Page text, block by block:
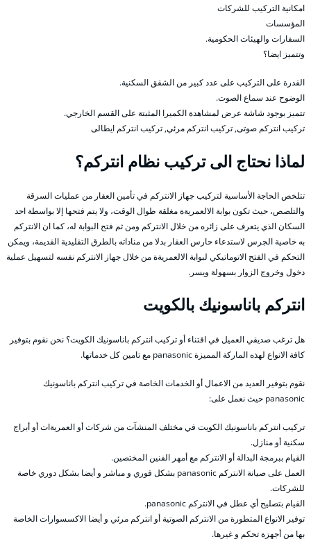
امكانية التركيب للشركات
المؤسسات
السفارات والهيئات الحكومية.
وتتميز ايضا؟
القدرة على التركيب على عدد كبير من الشقق السكنية.
الوضوح عند سماع الصوت.
تتميز بوجود شاشة عرض لمشاهدة الكميرا المثبتة على القسم الخارجي.
تركيب انتركم صوتى, تركيب انتركم مرئي, تركيب انتركم ايطالى
لماذا نحتاج الى تركيب نظام انتركم؟
تتلخص الحاجة الأساسية لتركيب جهاز الانتركم في تأمين العقار من عمليات السرقة
والتلصص، حيث تكون بوابة الالعمريةة مغلقة طوال الوقت، ولا يتم فتحها إلا بواسطة احد
السكان الذي يتعرف على زائره من خلال الانتركم ومن ثم فتح البوابة له، كما ان الانتركم
به خاصية الجرس لاستدعاء حارس العقار بدلا من مناداته بالطرق التقليدية القديمة، ويمكن
التحكم في الفتح الاتوماتيكي لبوابة الالعمريةة من خلال جهاز الانتركم نفسه لتسهيل عملية
دخول وخروج الزوار بسهولة ويسر.
انتركم باناسونيك بالكويت
هل ترغب صديقي العميل في اقتناء أو تركيب انتركم باناسونيك الكويت؟ نحن نقوم بتوفير
كافة الانواع لهذه الماركة المميزة panasonic مع تامين كل خدماتها.
نقوم بتوفير العديد من الاعمال أو الخدمات الخاصة في تركيب انتركم باناسونيك
panasonic حيث نعمل على:
تركيب انتركم باناسونيك الكويت في مختلف المنشآت من شركات أو العمريةات أو أبراج
سكنية أو منازل.
القيام ببرمجة البدالة أو الانتركم مع أمهر الفنين المختصين.
العمل على صيانة الانتركم panasonic بشكل فوري و مباشر و أيضا بشكل دوري خاصة
للشركات.
القيام بتصليح أي عطل في الانتركم panasonic.
توفير الانواع المتطورة من الانتركم الصوتية أو انتركم مرئي و أيضا الاكسسوارات الخاصة
بها من أجهزة تحكم و غيرها.